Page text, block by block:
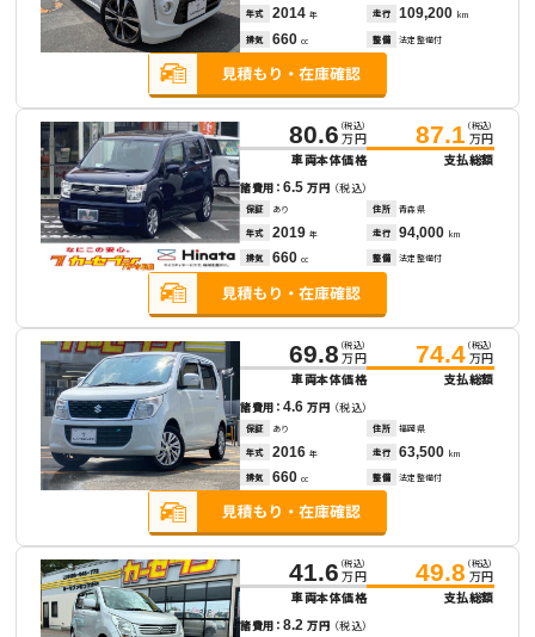
年式 2014 年 走行 109,200 km
排気 660 cc 整備 法定整備付
80.6 （税込）
万円
車両本体価格
87.1 （税込）
万円
支払総額
諸費用：6.5万円 （税込）
保証 あり 住所 青森県
年式 2019 年 走行 94,000 km
排気 660 cc 整備 法定整備付
69.8 （税込）
万円
車両本体価格
74.4 （税込）
万円
支払総額
諸費用：4.6万円 （税込）
保証 あり 住所 福岡県
年式 2016 年 走行 63,500 km
排気 660 cc 整備 法定整備付
41.6 （税込）
万円
車両本体価格
49.8 （税込）
万円
支払総額
諸費用：8.2万円 （税込）